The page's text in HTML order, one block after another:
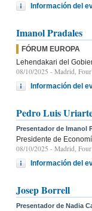
Información del
Imanol Pradales
FÓRUM EUROPA
Lehendakari del
08/10/2025 - Madrid,
Información del
Pedro Luis
Presentador de Imanol
Presidente de
08/10/2025 - Madrid,
Información del
Josep Borrell
Presentador de Nadia